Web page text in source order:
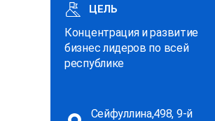
ЦЕЛЬ
Концентрация и развитие
бизнес лидеров по всей
республике
Сейфуллина,498, 9-й